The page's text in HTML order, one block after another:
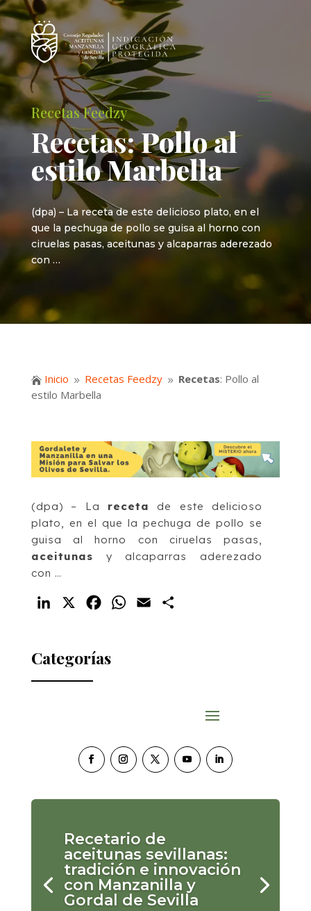
Recetas Feedzy
Recetas: Pollo al
estilo Marbella
(dpa) – La receta de este delicioso plato, en el
que la pechuga de pollo se guisa al horno con
ciruelas pasas, aceitunas y alcaparras aderezado
con …
 Inicio 9 Recetas Feedzy 9 Recetas: Pollo al
estilo Marbella
(dpa) – La receta
de este delicioso
plato, en el que la pechuga de pollo se
guisa al horno con ciruelas pasas,
aceitunas y alcaparras aderezado
con …
LinkedIn FacebookWhatsApp
Email
Categorías
Recetario de
aceitunas sevillanas:
tradición e innovación
con Manzanilla y
Gordal de Sevilla